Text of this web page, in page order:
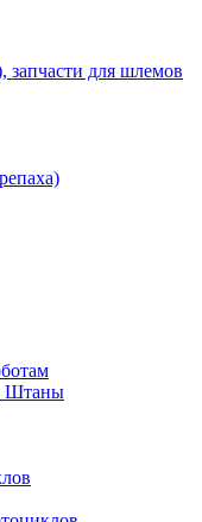
запчасти для шлемов
Штаны